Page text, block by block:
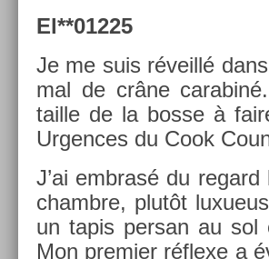
El**01225
Je me suis réveillé
mal de crâne
tail­le de la bosse à
Urg­ences du Cook
J’ai em­brasé du
chambre, plutôt
un tapis per­san au
Mon pre­mi­er réflexe a